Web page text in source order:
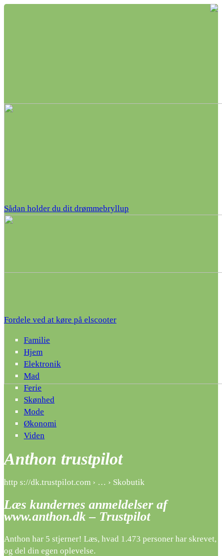
Sådan holder du dit drømmebryllup
Fordele ved at køre på elscooter
Familie
Hjem
Elektronik
Mad
Ferie
Skønhed
Mode
Økonomi
Viden
Anthon trustpilot
http s://dk.trustpilot.com › … › Skobutik
Læs kundernes anmeldelser af
www.anthon.dk – Trustpilot
Anthon har 5 stjerner! Læs, hvad 1.473 personer har skrevet,
og del din egen oplevelse.